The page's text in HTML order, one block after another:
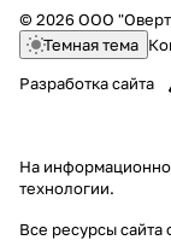
© 2026 ООО
Темная тема
Разработка сайта
На
технологии.
Все ресурсы